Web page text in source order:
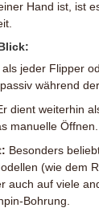
Hand ist, ist
jeder Flipper
während
dient weiterhin
manuelle Öffnen.
Besonders
(wie dem
auch auf viele
Bohrung.